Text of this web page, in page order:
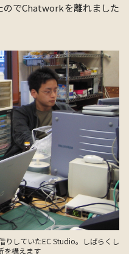
のでChatworkを離れました
りしていたEC Studio。しばらくし
を構えます